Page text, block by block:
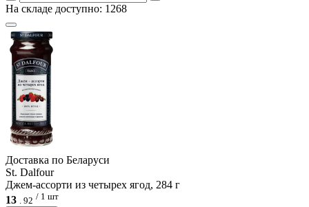
На складе доступно: 1268
Доcтавка по Беларуси
St. Dalfour
Джем-ассорти из четырех ягод, 284 г
13 . 92 / 1 шт